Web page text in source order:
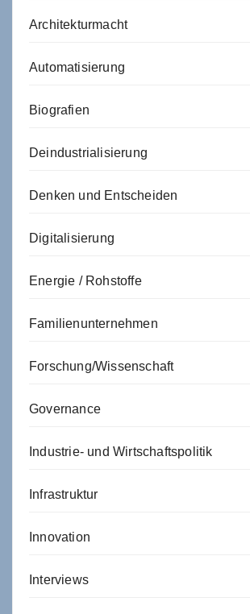
Architekturmacht
Automatisierung
Biografien
Deindustrialisierung
Denken und Entscheiden
Digitalisierung
Energie / Rohstoffe
Familienunternehmen
Forschung/Wissenschaft
Governance
Industrie- und Wirtschaftspolitik
Infrastruktur
Innovation
Interviews